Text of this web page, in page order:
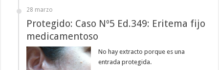
28 marzo
Protegido: Caso Nº5 Ed.349: Eritema fijo
medicamentoso
No hay extracto porque es una
entrada protegida.